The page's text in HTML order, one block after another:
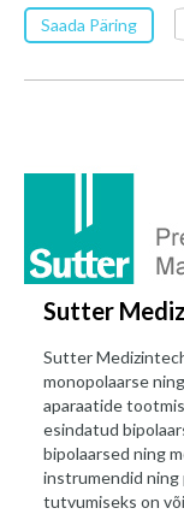
Saada Päring
Sutter
Sutter
monopolaarse
aparaatide
esindatud
bipolaarsed ning
instrumendid ning
tutvumiseks on